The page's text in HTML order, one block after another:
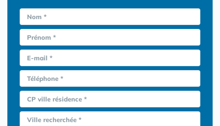
Nom *
Prénom *
E-mail *
Téléphone *
CP ville résidence *
Ville recherchée *